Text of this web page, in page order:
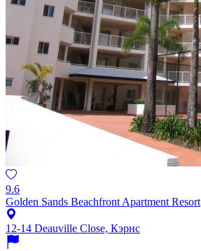
9.6
Golden Sands Beachfront Apartment Resort
12-14 Deauville Close, Кэрнс